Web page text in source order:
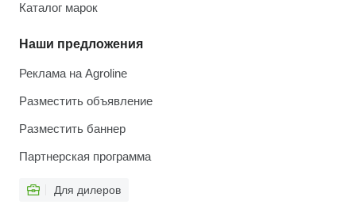
Каталог марок
Наши предложения
Реклама на Agroline
Разместить объявление
Разместить баннер
Партнерская программа
Для дилеров